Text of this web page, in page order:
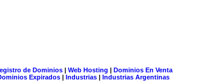
de Dominios| Web Hosting | Dominios En Venta
Expirados | Industrias | Industrias Argentinas